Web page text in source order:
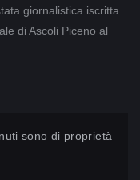
giornalistica iscritta
di Ascoli Piceno al
sono di proprietà